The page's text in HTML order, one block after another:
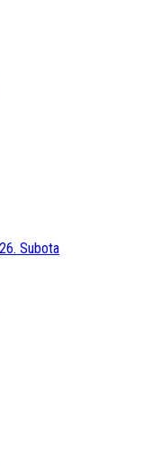
Subota